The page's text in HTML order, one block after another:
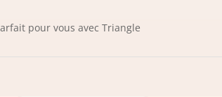
pour vous avec Triangle